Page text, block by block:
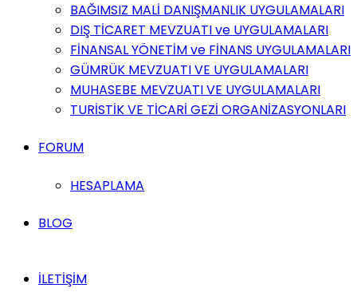
BAĞIMSIZ MALİ DANIŞMANLIK UYGULAMALARI
DIŞ TİCARET MEVZUATI ve UYGULAMALARI
FİNANSAL YÖNETİM ve FİNANS UYGULAMALARI
GÜMRÜK MEVZUATI VE UYGULAMALARI
MUHASEBE MEVZUATI VE UYGULAMALARI
TURİSTİK VE TİCARİ GEZİ ORGANİZASYONLARI
FORUM
HESAPLAMA
BLOG
İLETİŞİM